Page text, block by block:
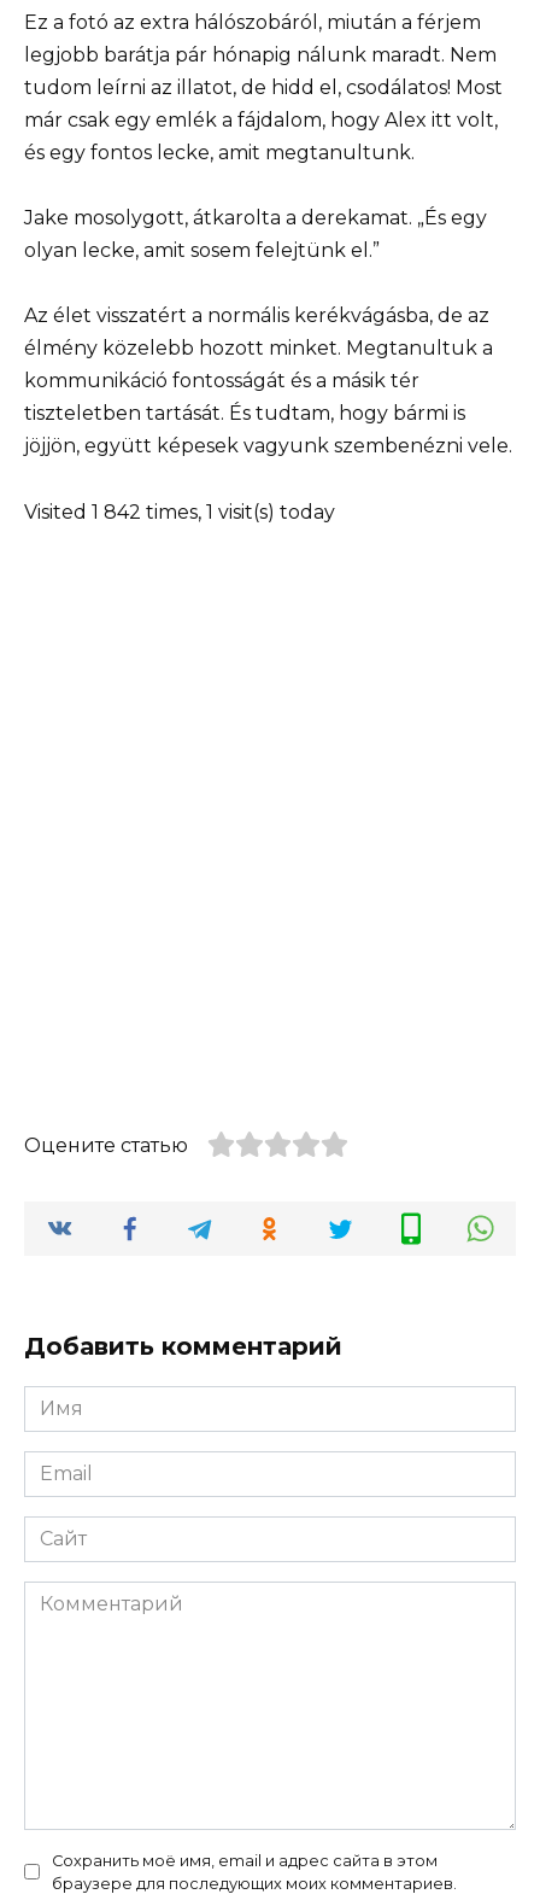
Ez a fotó az extra hálószobáról, miután a férjem
legjobb barátja pár hónapig nálunk maradt. Nem
tudom leírni az illatot, de hidd el, csodálatos! Most
már csak egy emlék a fájdalom, hogy Alex itt volt,
és egy fontos lecke, amit megtanultunk.
Jake mosolygott, átkarolta a derekamat. „És egy
olyan lecke, amit sosem felejtünk el.”
Az élet visszatért a normális kerékvágásba, de az
élmény közelebb hozott minket. Megtanultuk a
kommunikáció fontosságát és a másik tér
tiszteletben tartását. És tudtam, hogy bármi is
jöjjön, együtt képesek vagyunk szembenézni vele.
Visited 1 842 times, 1 visit(s) today
Оцените статью
Добавить комментарий
Имя
*
Email
*
Сайт
Комментарий
Сохранить моё имя, email и адрес сайта в этом
браузере для последующих моих комментариев.